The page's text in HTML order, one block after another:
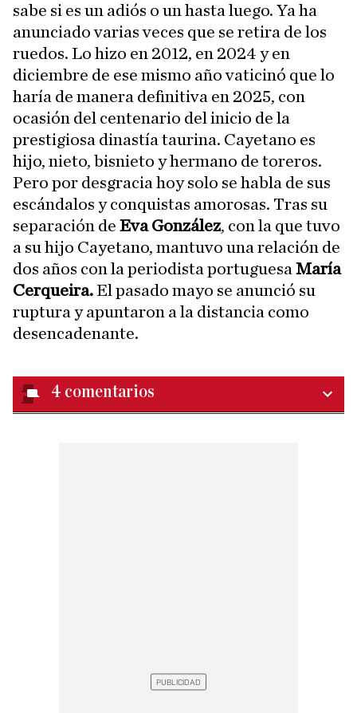
sabe si es un adiós o un hasta luego. Ya ha
anunciado varias veces que se retira de los
ruedos. Lo hizo en 2012, en 2024 y en
diciembre de ese mismo año vaticinó que lo
haría de manera definitiva en 2025, con
ocasión del centenario del inicio de la
prestigiosa dinastía taurina. Cayetano es
hijo, nieto, bisnieto y hermano de toreros.
Pero por desgracia hoy solo se habla de sus
escándalos y conquistas amorosas. Tras su
separación de Eva González, con la que tuvo
a su hijo Cayetano, mantuvo una relación de
dos años con la periodista portuguesa María
Cerqueira.El pasado mayo se anunció su
ruptura y apuntaron a la distancia como
desencadenante.
4 comentarios